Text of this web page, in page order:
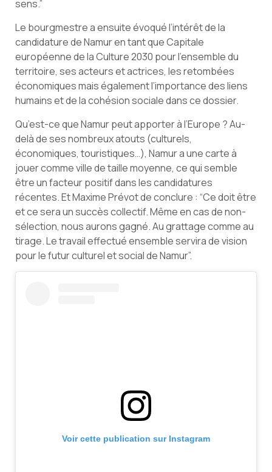
sens.”
Le bourgmestre a ensuite évoqué l’intérêt de la
candidature de Namur en tant que Capitale
européenne de la Culture 2030 pour l’ensemble du
territoire, ses acteurs et actrices, les retombées
économiques mais également l’importance des liens
humains et de la cohésion sociale dans ce dossier.
Qu’est-ce que Namur peut apporter à l’Europe ? Au-
delà de ses nombreux atouts (culturels,
économiques, touristiques…), Namur a une carte à
jouer comme ville de taille moyenne, ce qui semble
être un facteur positif dans les candidatures
récentes. Et Maxime Prévot de conclure : “Ce doit être
et ce sera un succès collectif. Même en cas de non-
sélection, nous aurons gagné. Au grattage comme au
tirage. Le travail effectué ensemble servira de vision
pour le futur culturel et social de Namur”.
Voir cette publication sur Instagram